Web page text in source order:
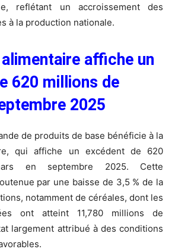
reflétant un accroissement des
à la production nationale.
affiche un
620 millions de
2025
de produits de base bénéficie à la
qui affiche un excédent de 620
en septembre 2025. Cette
par une baisse de 3,5 % de la
notamment de céréales, dont les
ont atteint 11,780 millions de
largement attribué à des conditions